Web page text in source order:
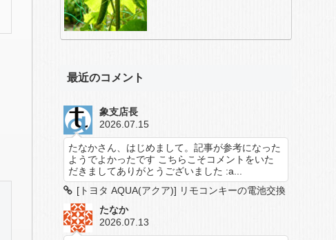
最近のコメント
象支店長
2026.07.15
たなかさん、はじめまして。記事が参考になった
ようでよかったです こちらこそコメントをいた
だきましてありがとうございました :a...
[トヨタ AQUA(アクア)] リモコンキーの電池交換
たなか
2026.07.13